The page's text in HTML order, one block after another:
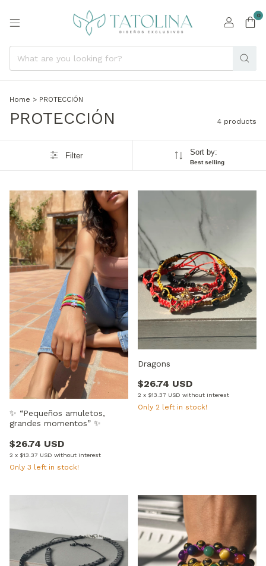
0
Home > PROTECCIÓN
PROTECCIÓN 4 products
Filter Sort by:
Best selling
✨ “Pequeños amuletos,
grandes momentos” ✨
$26.74 USD
2 x $13.37 USD without interest
Only 3 left in stock!
Dragons
$26.74 USD
2 x $13.37 USD without interest
Only 2 left in stock!